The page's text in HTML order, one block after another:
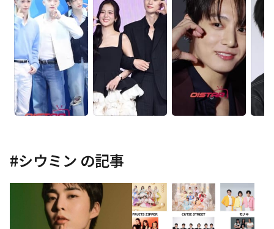
#シウミン の記事